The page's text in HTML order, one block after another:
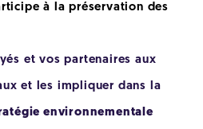
à la préservation des
et vos partenaires aux
et les impliquer dans la
environnementale